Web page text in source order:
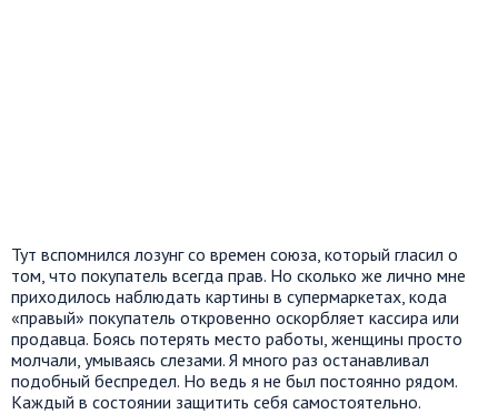
Тут вспомнился лозунг со времен союза, который гласил о
том, что покупатель всегда прав. Но сколько же лично мне
приходилось наблюдать картины в супермаркетах, кода
«правый» покупатель откровенно оскорбляет кассира или
продавца. Боясь потерять место работы, женщины просто
молчали, умываясь слезами. Я много раз останавливал
подобный беспредел. Но ведь я не был постоянно рядом.
Каждый в состоянии защитить себя самостоятельно.